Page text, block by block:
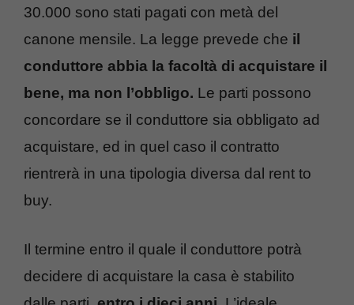
30.000 sono stati pagati con metà del
canone mensile. La legge prevede che il
conduttore abbia la facoltà di acquistare il
bene, ma non l’obbligo. Le parti possono
concordare se il conduttore sia obbligato ad
acquistare, ed in quel caso il contratto
rientrerà in una tipologia diversa dal rent to
buy.
Il termine entro il quale il conduttore potrà
decidere di acquistare la casa è stabilito